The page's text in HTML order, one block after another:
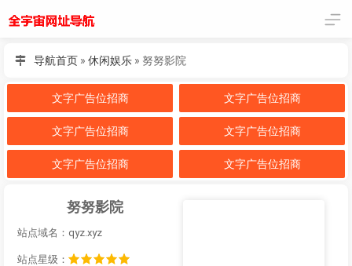
导航首页 » 休闲娱乐 » 努努影院
文字广告位招商 文字广告位招商
文字广告位招商 文字广告位招商
文字广告位招商 文字广告位招商
努努影院
站点域名：qyz.xyz
站点星级：